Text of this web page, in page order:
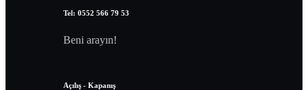
Tel: 0552 566 79 53
Beni arayın!
Açılış - Kapanış